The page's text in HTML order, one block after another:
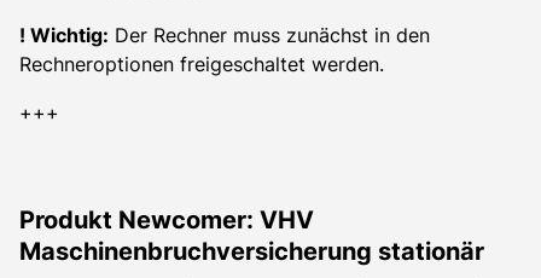
! Wichtig: Der Rechner muss zunächst in den
Rechneroptionen freigeschaltet werden.
+++
Produkt Newcomer: VHV
Maschinenbruchversicherung stationär